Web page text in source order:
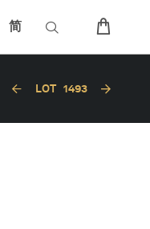
简
LOT 1493